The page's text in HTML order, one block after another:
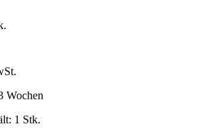
Wochen
1 Stk.